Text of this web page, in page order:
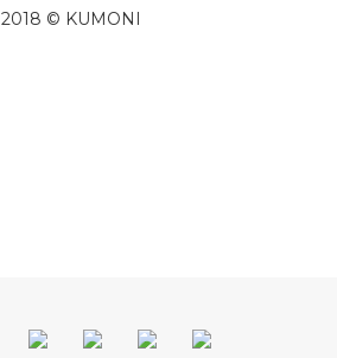
2018 © KUMONI